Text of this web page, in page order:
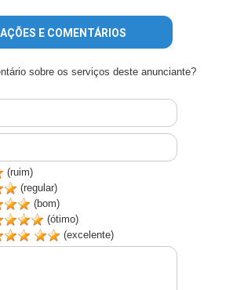
E COMENTÁRIOS
sobre os serviços deste anunciante?
(ruim)
(regular)
(bom)
(ótimo)
(excelente)